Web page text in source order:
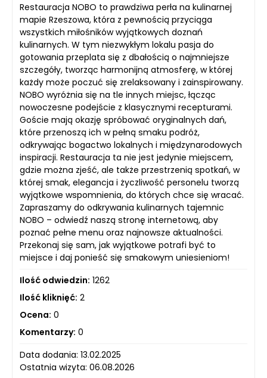
Restauracja NOBO to prawdziwa perła na kulinarnej
mapie Rzeszowa, która z pewnością przyciąga
wszystkich miłośników wyjątkowych doznań
kulinarnych. W tym niezwykłym lokalu pasja do
gotowania przeplata się z dbałością o najmniejsze
szczegóły, tworząc harmonijną atmosferę, w której
każdy może poczuć się zrelaksowany i zainspirowany.
NOBO wyróżnia się na tle innych miejsc, łącząc
nowoczesne podejście z klasycznymi recepturami.
Goście mają okazję spróbować oryginalnych dań,
które przenoszą ich w pełną smaku podróż,
odkrywając bogactwo lokalnych i międzynarodowych
inspiracji. Restauracja ta nie jest jedynie miejscem,
gdzie można zjeść, ale także przestrzenią spotkań, w
której smak, elegancja i życzliwość personelu tworzą
wyjątkowe wspomnienia, do których chce się wracać.
Zapraszamy do odkrywania kulinarnych tajemnic
NOBO – odwiedź naszą stronę internetową, aby
poznać pełne menu oraz najnowsze aktualności.
Przekonaj się sam, jak wyjątkowe potrafi być to
miejsce i daj ponieść się smakowym uniesieniom!
Ilość odwiedzin: 1262
Ilość kliknięć: 2
Ocena: 0
Komentarzy: 0
Data dodania: 13.02.2025
Ostatnia wizyta: 06.08.2026